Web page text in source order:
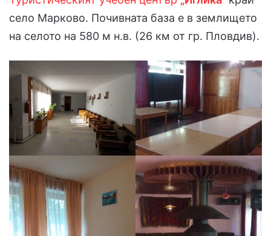
село Марково. Почивната база е в землището
на селото на 580 м н.в. (26 км от гр. Пловдив).